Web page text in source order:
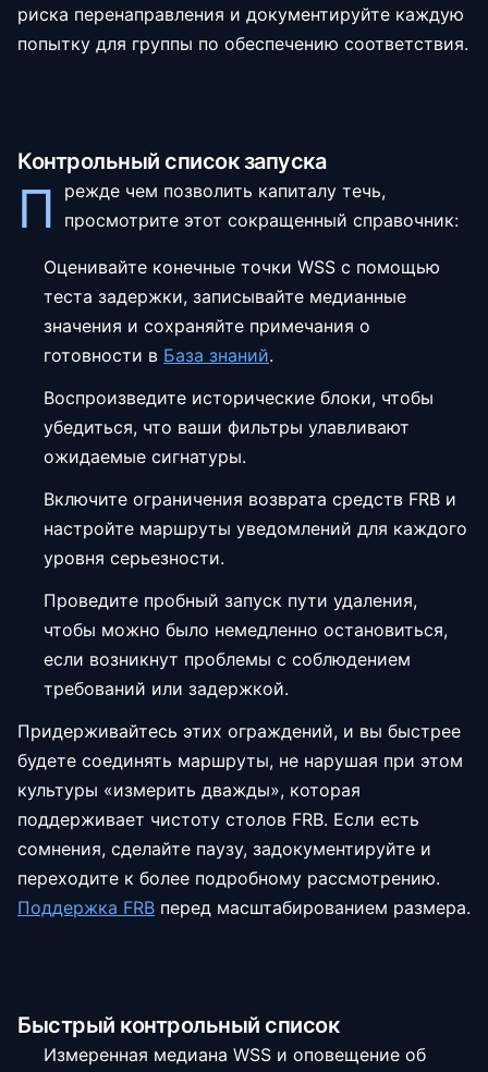
риска перенаправления и документируйте каждую
попытку для группы по обеспечению соответствия.
Контрольный список запуска
П
режде чем позволить капиталу течь,
просмотрите этот сокращенный справочник:
Оценивайте конечные точки WSS с помощью
теста задержки, записывайте медианные
значения и сохраняйте примечания о
готовности в База знаний.
Воспроизведите исторические блоки, чтобы
убедиться, что ваши фильтры улавливают
ожидаемые сигнатуры.
Включите ограничения возврата средств FRB и
настройте маршруты уведомлений для каждого
уровня серьезности.
Проведите пробный запуск пути удаления,
чтобы можно было немедленно остановиться,
если возникнут проблемы с соблюдением
требований или задержкой.
Придерживайтесь этих ограждений, и вы быстрее
будете соединять маршруты, не нарушая при этом
культуры «измерить дважды», которая
поддерживает чистоту столов FRB. Если есть
сомнения, сделайте паузу, задокументируйте и
переходите к более подробному рассмотрению.
Поддержка FRB перед масштабированием размера.
Быстрый контрольный список
Измеренная медиана WSS и оповещение об